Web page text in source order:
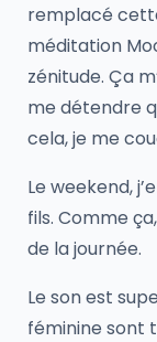
remplacé
méditation
zénitude. Ça
me détendre
cela, je me
Le weekend,
fils. Comme
de la journée.
Le son est
féminine sont